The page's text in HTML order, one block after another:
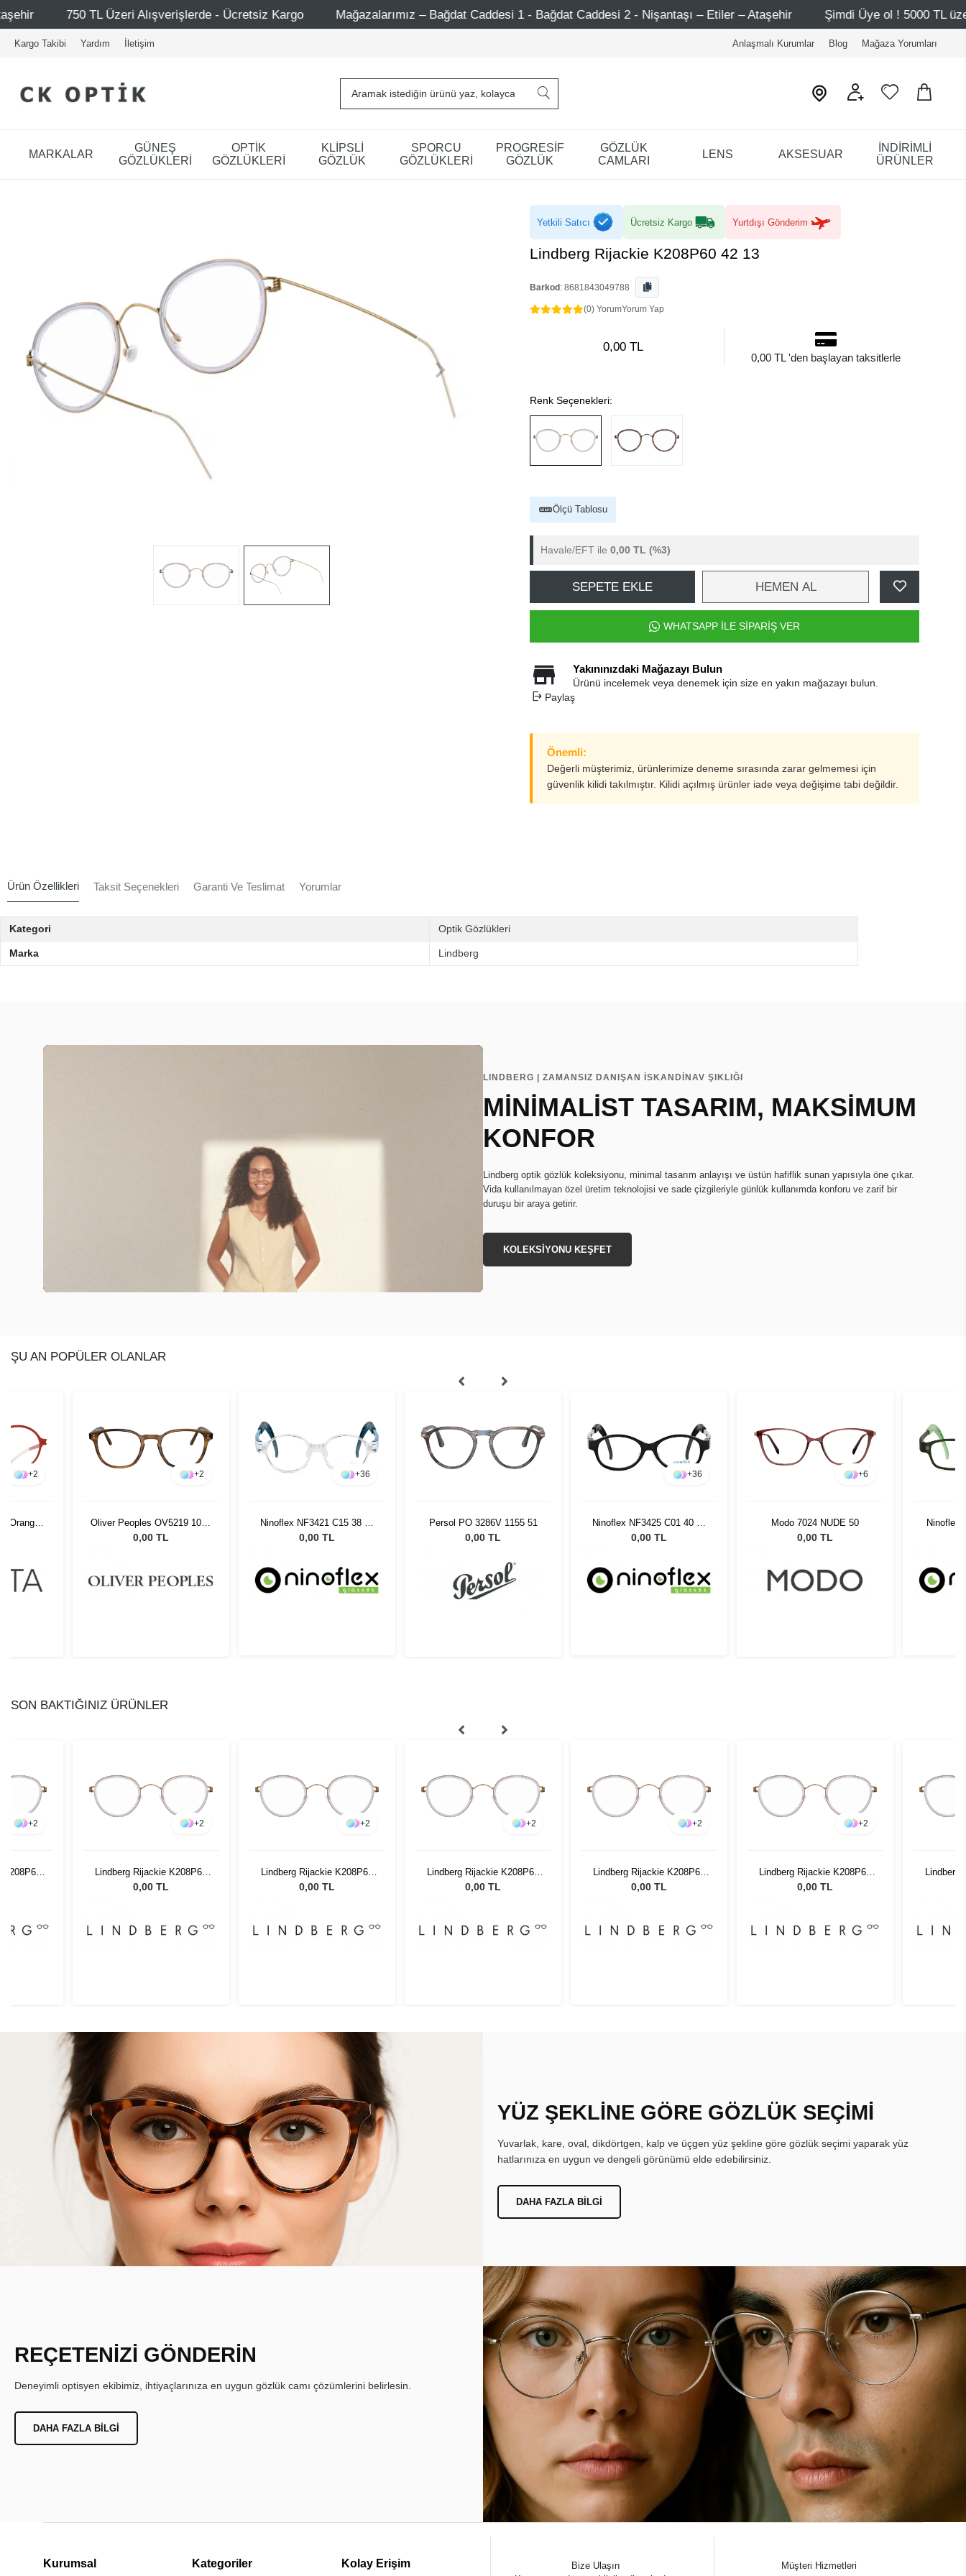
Alışverişlerde - Ücretsiz Kargo Mağazalarımız – Bağdat Caddesi 1 - Bağdat Caddesi 2 - Nişantaşı – Etiler – Ataşehir Şimdi Üye ol ! 5000 TL üzeri ilk alışverişinde 500
Kargo Takibi Yardım İletişim Anlaşmalı Kurumlar Blog Mağaza Yorumları
MARKALAR
GÜNEŞ
GÖZLÜKLERİ
OPTİK
GÖZLÜKLERİ
KLİPSLİ
GÖZLÜK
SPORCU
GÖZLÜKLERİ
PROGRESİF
GÖZLÜK
GÖZLÜK
CAMLARI
LENS AKSESUAR
İNDİRİMLİ
ÜRÜNLER
Yetkili Satıcı Ücretsiz Kargo Yurtdışı Gönderim
Lindberg Rijackie K208P60 42 13
Barkod : 8681843049788
(0) YorumYorum Yap
0,00 TL
0,00 TL 'den başlayan taksitlerle
Renk Seçenekleri:
Ölçü Tablosu
Havale/EFT ile 0,00 TL (%3)
SEPETE EKLE HEMEN AL
WHATSAPP İLE SİPARİŞ VER
Yakınınızdaki Mağazayı Bulun
Ürünü incelemek veya denemek için size en yakın mağazayı bulun.
Paylaş
Önemli:
Değerli müşterimiz, ürünlerimize deneme sırasında zarar gelmemesi için
güvenlik kilidi takılmıştır. Kilidi açılmış ürünler iade veya değişime tabi değildir.
Ürün Özellikleri Taksit Seçenekleri Garanti Ve Teslimat Yorumlar
Kategori Optik Gözlükleri
Marka Lindberg
LINDBERG | ZAMANSIZ DANIŞAN İSKANDİNAV ŞIKLIĞI
MİNİMALİST TASARIM, MAKSİMUM
KONFOR
Lindberg optik gözlük koleksiyonu, minimal tasarım anlayışı ve üstün hafiflik sunan yapısıyla öne çıkar.
Vida kullanılmayan özel üretim teknolojisi ve sade çizgileriyle günlük kullanımda konforu ve zarif bir
duruşu bir araya getirir.
KOLEKSİYONU KEŞFET
ŞU AN POPÜLER OLANLAR
+2
Orange
+2
Oliver Peoples OV5219 1011
47
0,00 TL
+36
Ninoflex NF3421 C15 38 14
128
0,00 TL
Persol PO 3286V 1155 51
0,00 TL
+36
Ninoflex NF3425 C01 40 14
128
0,00 TL
+6
Modo 7024 NUDE 50
0,00 TL
Ninoflex
SON BAKTIĞINIZ ÜRÜNLER
+2 +2
Lindberg Rijackie K208P60
42 13
0,00 TL
+2
Lindberg Rijackie K208P60
42 13
0,00 TL
+2
Lindberg Rijackie K208P60
42 13
0,00 TL
+2
Lindberg Rijackie K208P60
42 13
0,00 TL
+2
Lindberg Rijackie K208P60
42 13
0,00 TL
Lindberg
YÜZ ŞEKLİNE GÖRE GÖZLÜK SEÇİMİ
Yuvarlak, kare, oval, dikdörtgen, kalp ve üçgen yüz şekline göre gözlük seçimi yaparak yüz
hatlarınıza en uygun ve dengeli görünümü elde edebilirsiniz.
DAHA FAZLA BILGI
REÇETENİZİ GÖNDERİN
Deneyimli optisyen ekibimiz, ihtiyaçlarınıza en uygun gözlük camı çözümlerini belirlesin.
DAHA FAZLA BILGI
Kurumsal Kategoriler Kolay Erişim
Bize Ulaşın
Müşteri Hizmetleri